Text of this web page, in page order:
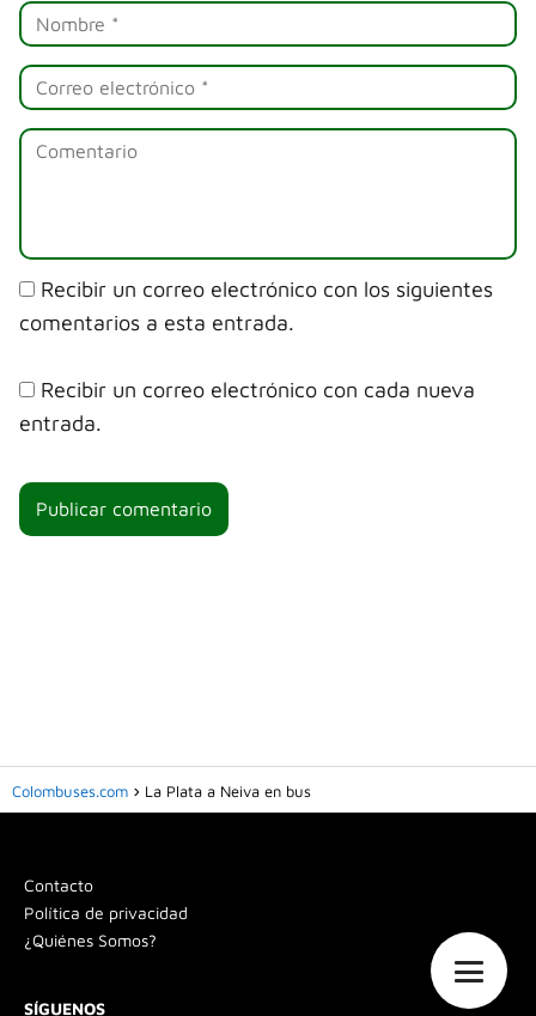
Recibir un correo electrónico con los siguientes
comentarios a esta entrada.
Recibir un correo electrónico con cada nueva
entrada.
Colombuses.com La Plata a Neiva en bus
Contacto
Política de privacidad
¿Quiénes Somos?
SÍGUENOS